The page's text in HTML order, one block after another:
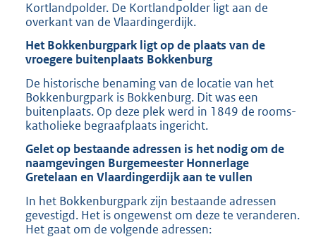
Kortlandpolder. De Kortlandpolder ligt aan de
overkant van de Vlaardingerdijk.
Het Bokkenburgpark ligt op de plaats van de
vroegere buitenplaats Bokkenburg
De historische benaming van de locatie van het
Bokkenburgpark is Bokkenburg. Dit was een
buitenplaats. Op deze plek werd in 1849 de rooms-
katholieke begraafplaats ingericht.
Gelet op bestaande adressen is het nodig om de
naamgevingen Burgemeester Honnerlage
Gretelaan en Vlaardingerdijk aan te vullen
In het Bokkenburgpark zijn bestaande adressen
gevestigd. Het is ongewenst om deze te veranderen.
Het gaat om de volgende adressen: